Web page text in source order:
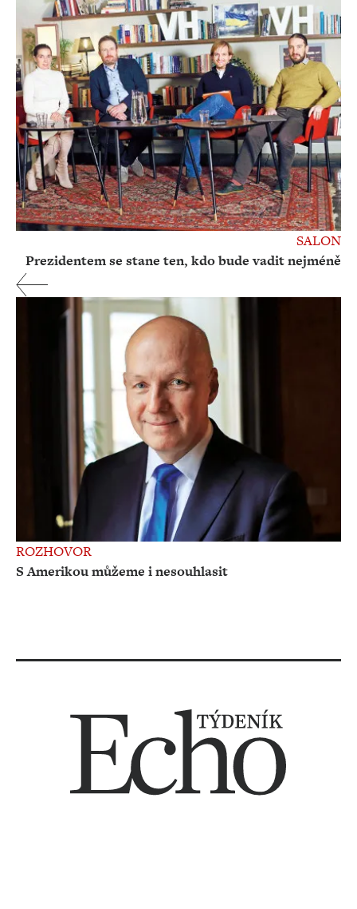
SALON
Prezidentem se stane ten, kdo bude vadit nejméně
ROZHOVOR
S Amerikou můžeme i nesouhlasit